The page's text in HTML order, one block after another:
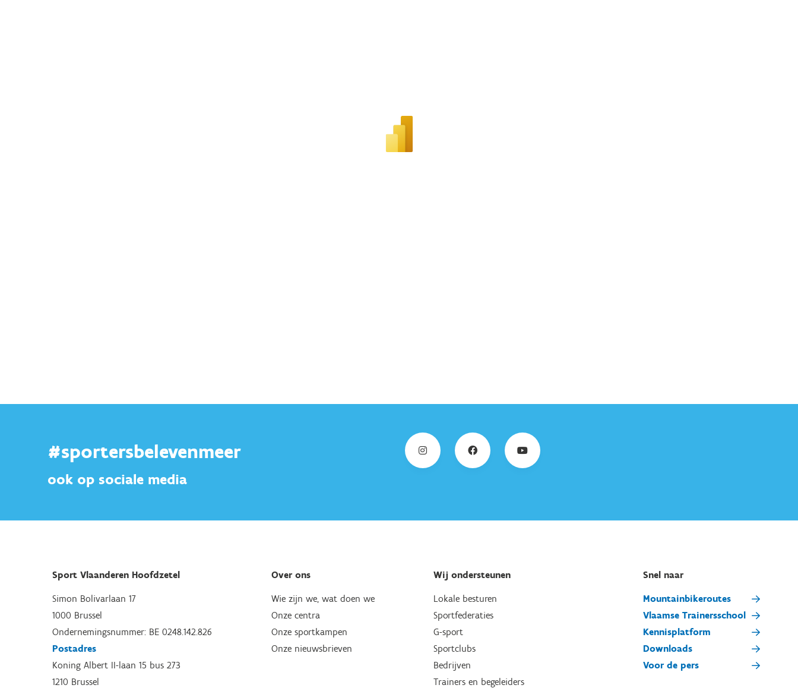
#sportersbelevenmeer
ook op sociale media
Sport Vlaanderen Hoofdzetel
Simon Bolivarlaan 17
1000 Brussel
Ondernemingsnummer: BE 0248.142.826
Postadres
Koning Albert II-laan 15 bus 273
1210 Brussel
Over ons
Wie zijn we, wat doen we
Onze centra
Onze sportkampen
Onze nieuwsbrieven
Wij ondersteunen
Lokale besturen
Sportfederaties
G-sport
Sportclubs
Bedrijven
Trainers en begeleiders
Snel naar
Mountainbikeroutes
Vlaamse Trainersschool
Kennisplatform
Downloads
Voor de pers